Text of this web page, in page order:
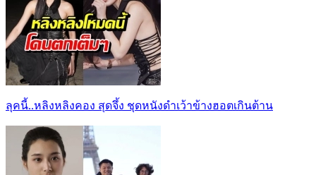
ลุคนี้..หลิงหลิงคอง สุดจึ้ง ชุดหนังดำเว้าข้างฮอตเกินต้าน